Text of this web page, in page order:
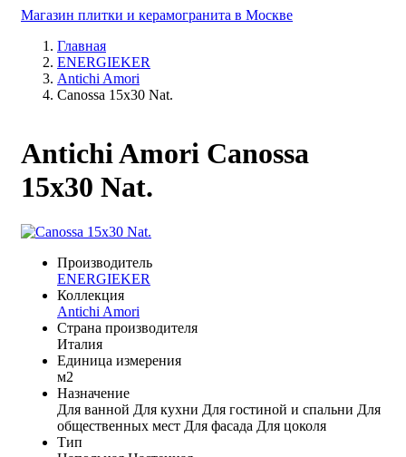
Магазин плитки и керамогранита в Москве
Главная
ENERGIEKER
Antichi Amori
Canossa 15x30 Nat.
Antichi Amori Canossa
15x30 Nat.
Производитель
ENERGIEKER
Коллекция
Antichi Amori
Страна производителя
Италия
Единица измерения
м2
Назначение
Для ванной Для кухни Для гостиной и спальни Для
общественных мест Для фасада Для цоколя
Тип